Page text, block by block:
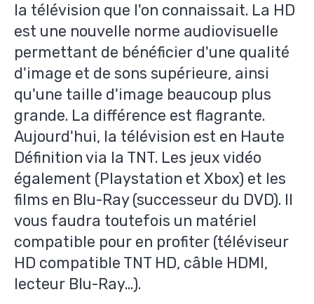
la télévision que l'on connaissait. La HD
est une nouvelle norme audiovisuelle
permettant de bénéficier d'une qualité
d'image et de sons supérieure, ainsi
qu'une taille d'image beaucoup plus
grande. La différence est flagrante.
Aujourd'hui, la télévision est en Haute
Définition via la TNT. Les jeux vidéo
également (Playstation et Xbox) et les
films en Blu-Ray (successeur du DVD). Il
vous faudra toutefois un matériel
compatible pour en profiter (téléviseur
HD compatible TNT HD, câble HDMI,
lecteur Blu-Ray...).